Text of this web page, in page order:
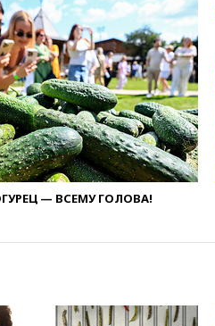
— ВСЕМУ ГОЛОВА!